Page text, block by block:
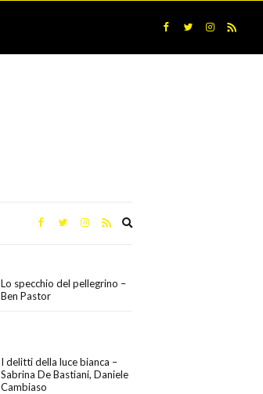
Lo specchio del pellegrino –
Ben Pastor
I delitti della luce bianca –
Sabrina De Bastiani, Daniele
Cambiaso